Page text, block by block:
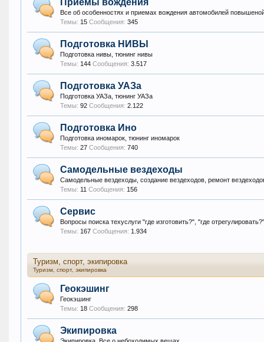
Приемы вождения
Все об особенностях и приемах вождения автомобилей
Темы: 15 Сообщения: 345
Подготовка НИВЫ
Подготовка нивы, тюнинг нивы
Темы: 144 Сообщения: 3.517
Подготовка УАЗа
Подготовка УАЗа, тюнинг УАЗа
Темы: 92 Сообщения: 2.122
Подготовка Ино
Подготовка иномарок, тюнинг иномарок
Темы: 27 Сообщения: 740
Самодельные вездеходы
Самодельные вездеходы, создание вездеходов, ремонт
Темы: 11 Сообщения: 156
Сервис
Вопросы поиска техуслуги "где изготовить?", "где
Темы: 167 Сообщения: 1.934
Туризм, спорт, экипировка
Туризм, спорт, экипировка
Геокэшинг
Геокэшинг
Темы: 18 Сообщения: 298
Экипировка